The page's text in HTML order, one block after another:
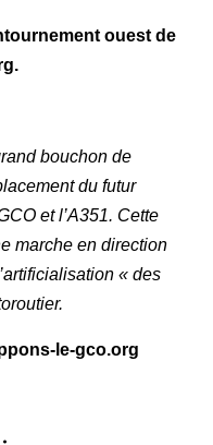
ouest de
bouchon de
du futur
et l’A351. Cette
marche en direction
« des
le-gco.org